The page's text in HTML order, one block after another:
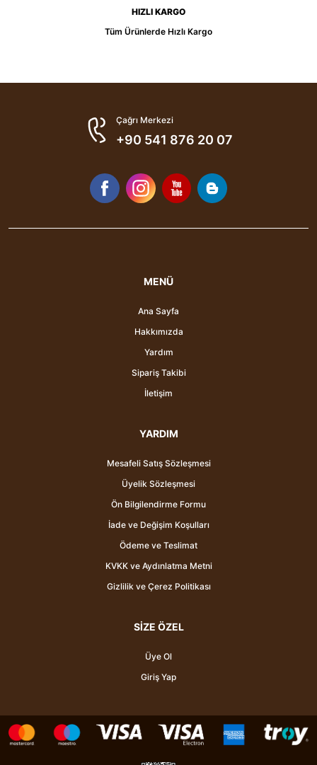
HIZLI KARGO
Tüm Ürünlerde Hızlı Kargo
Çağrı Merkezi
+90 541 876 20 07
MENÜ
Ana Sayfa
Hakkımızda
Yardım
Sipariş Takibi
İletişim
YARDIM
Mesafeli Satış Sözleşmesi
Üyelik Sözleşmesi
Ön Bilgilendirme Formu
İade ve Değişim Koşulları
Ödeme ve Teslimat
KVKK ve Aydınlatma Metni
Gizlilik ve Çerez Politikası
SİZE ÖZEL
Üye Ol
Giriş Yap